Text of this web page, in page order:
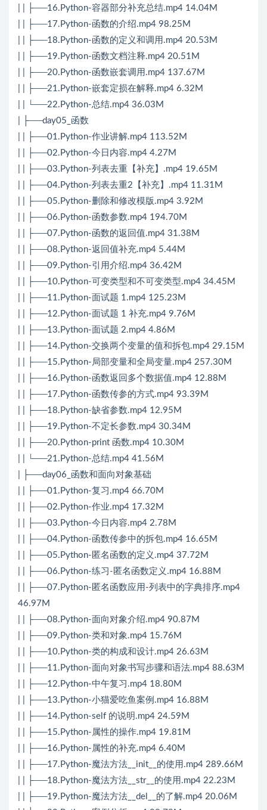
| | ├──16.Python-容器部分补充总结.mp4 14.04M
| | ├──17.Python-函数的介绍.mp4 98.25M
| | ├──18.Python-函数的定义和调用.mp4 20.53M
| | ├──19.Python-函数文档注释.mp4 20.51M
| | ├──20.Python-函数嵌套调用.mp4 137.67M
| | ├──21.Python-嵌套定损在解释.mp4 6.32M
| | └──22.Python-总结.mp4 36.03M
| ├──day05_函数
| | ├──01.Python-作业讲解.mp4 113.52M
| | ├──02.Python-今日内容.mp4 4.27M
| | ├──03.Python-列表去重【补充】.mp4 19.65M
| | ├──04.Python-列表去重2【补充】.mp4 11.31M
| | ├──05.Python-删除和修改模版.mp4 3.92M
| | ├──06.Python-函数参数.mp4 194.70M
| | ├──07.Python-函数的返回值.mp4 31.38M
| | ├──08.Python-返回值补充.mp4 5.44M
| | ├──09.Python-引用介绍.mp4 36.42M
| | ├──10.Python-可变类型和不可变类型.mp4 34.45M
| | ├──11.Python-面试题 1.mp4 125.23M
| | ├──12.Python-面试题 1 补充.mp4 9.76M
| | ├──13.Python-面试题 2.mp4 4.86M
| | ├──14.Python-交换两个变量的值和拆包.mp4 29.15M
| | ├──15.Python-局部变量和全局变量.mp4 257.30M
| | ├──16.Python-函数返回多个数据值.mp4 12.88M
| | ├──17.Python-函数传参的方式.mp4 93.39M
| | ├──18.Python-缺省参数.mp4 12.95M
| | ├──19.Python-不定长参数.mp4 30.34M
| | ├──20.Python-print 函数.mp4 10.30M
| | └──21.Python-总结.mp4 41.56M
| ├──day06_函数和面向对象基础
| | ├──01.Python-复习.mp4 66.70M
| | ├──02.Python-作业.mp4 17.32M
| | ├──03.Python-今日内容.mp4 2.78M
| | ├──04.Python-函数传参中的拆包.mp4 16.65M
| | ├──05.Python-匿名函数的定义.mp4 37.72M
| | ├──06.Python-练习-匿名函数定义.mp4 16.88M
| | ├──07.Python-匿名函数应用-列表中的字典排序.mp4
46.97M
| | ├──08.Python-面向对象介绍.mp4 90.87M
| | ├──09.Python-类和对象.mp4 15.76M
| | ├──10.Python-类的构成和设计.mp4 26.63M
| | ├──11.Python-面向对象书写步骤和语法.mp4 88.63M
| | ├──12.Python-中午复习.mp4 18.80M
| | ├──13.Python-小猫爱吃鱼案例.mp4 16.88M
| | ├──14.Python-self 的说明.mp4 24.59M
| | ├──15.Python-属性的操作.mp4 19.81M
| | ├──16.Python-属性的补充.mp4 6.40M
| | ├──17.Python-魔法方法__init__的使用.mp4 289.66M
| | ├──18.Python-魔法方法__str__的使用.mp4 22.23M
| | ├──19.Python-魔法方法__del__的了解.mp4 20.06M